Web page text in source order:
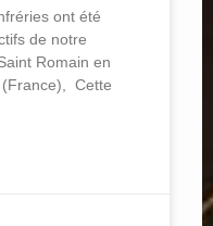
ont été
de notre
Romain en
(France), Cette